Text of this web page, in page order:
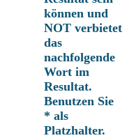
können und
NOT verbietet
das
nachfolgende
Wort im
Resultat.
Benutzen Sie
* als
Platzhalter.